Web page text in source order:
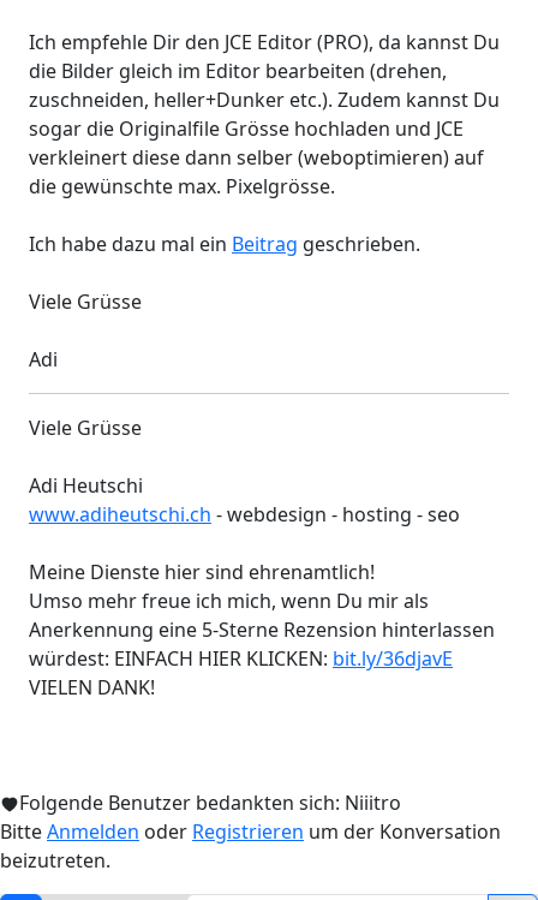
Ich empfehle Dir den JCE Editor (PRO), da kannst Du
die Bilder gleich im Editor bearbeiten (drehen,
zuschneiden, heller+Dunker etc.). Zudem kannst Du
sogar die Originalfile Grösse hochladen und JCE
verkleinert diese dann selber (weboptimieren) auf
die gewünschte max. Pixelgrösse.
Ich habe dazu mal ein Beitrag geschrieben.
Viele Grüsse
Adi
Viele Grüsse
Adi Heutschi
www.adiheutschi.ch - webdesign - hosting - seo
Meine Dienste hier sind ehrenamtlich!
Umso mehr freue ich mich, wenn Du mir als
Anerkennung eine 5-Sterne Rezension hinterlassen
würdest: EINFACH HIER KLICKEN: bit.ly/36djavE
VIELEN DANK!
Folgende Benutzer bedankten sich: Niiitro
BitteAnmelden oder Registrieren um der Konversation
beizutreten.